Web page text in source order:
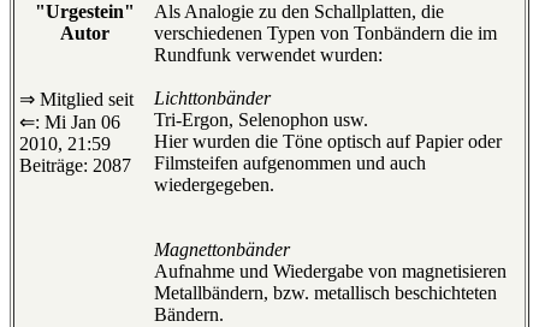
"Urgestein"
Autor
⇒ Mitglied seit
⇐: Mi Jan 06
2010, 21:59
Beiträge: 2087
Als Analogie zu den Schallplatten, die
verschiedenen Typen von Tonbändern die im
Rundfunk verwendet wurden:
Lichttonbänder
Tri-Ergon, Selenophon usw.
Hier wurden die Töne optisch auf Papier oder
Filmsteifen aufgenommen und auch
wiedergegeben.
Magnettonbänder
Aufnahme und Wiedergabe von magnetisieren
Metallbändern, bzw. metallisch beschichteten
Bändern.